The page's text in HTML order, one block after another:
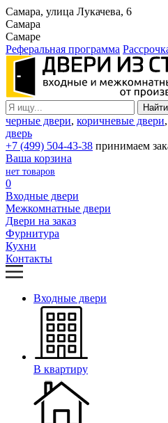
Самара, улица Лукачева, 6
Самара
Самаре
Реферальная программа
черные двери, коричневые двери,
дверь
+7 (499) 504-43-38 принимаем
Ваша корзина
нет товаров
0
Входные двери
Межкомнатные двери
Двери на заказ
Фурнитура
Кухни
Контакты
Входные двери
В квартиру